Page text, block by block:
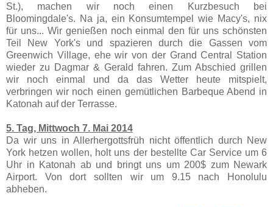
St.), machen wir noch einen Kurzbesuch bei
Bloomingdale's. Na ja, ein Konsumtempel wie Macy's, nix
für uns... Wir genießen noch einmal den für uns schönsten
Teil New York's und spazieren durch die Gassen vom
Greenwich Village, ehe wir von der Grand Central Station
wieder zu Dagmar & Gerald fahren. Zum Abschied grillen
wir noch einmal und da das Wetter heute mitspielt,
verbringen wir noch einen gemütlichen Barbeque Abend in
Katonah auf der Terrasse.
5. Tag, Mittwoch 7. Mai 2014
Da wir uns in Allerhergottsfrüh nicht öffentlich durch New
York hetzen wollen, holt uns der bestellte Car Service um 6
Uhr in Katonah ab und bringt uns um 200$ zum Newark
Airport. Von dort sollten wir um 9.15 nach Honolulu
abheben.